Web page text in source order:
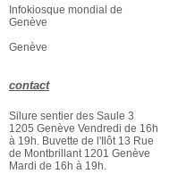
Infokiosque mondial de
Genève
Genève
contact
Silure sentier des Saule 3
1205 Genève Vendredi de 16h
à 19h. Buvette de l'Ilôt 13 Rue
de Montbrillant 1201 Genève
Mardi de 16h à 19h.